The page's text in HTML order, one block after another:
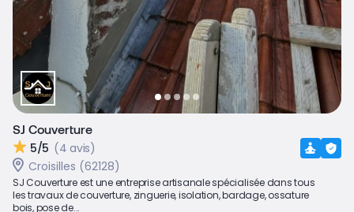
SJ Couverture
5/5 (4 avis)
Croisilles (62128)
SJ Couverture est une entreprise artisanale spécialisée dans tous
les travaux de couverture, zinguerie, isolation, bardage, ossature
bois, pose de...